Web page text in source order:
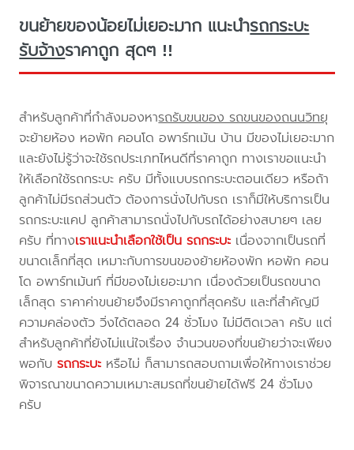
ขนย้ายของน้อยไม่เยอะมาก แนะนำรถกระบะ
รับจ้างราคาถูก สุดๆ !!
สำหรับลูกค้าที่กำลังมองหารถรับขนของ รถขนของถนนวิทยุ
จะย้ายห้อง หอพัก คอนโด อพาร์ทเม้น บ้าน มีของไม่เยอะมาก
และยังไม่รู้ว่าจะใช้รถประเภทไหนดีที่ราคาถูก ทางเราขอแนะนำ
ให้เลือกใช้รถกระบะ ครับ มีทั้งแบบรถกระบะตอนเดียว หรือถ้า
ลูกค้าไม่มีรถส่วนตัว ต้องการนั่งไปกับรถ เราก็มีให้บริการเป็น
รถกระบะแคป ลูกค้าสามารถนั่งไปกับรถได้อย่างสบายๆ เลย
ครับ ที่ทางเราแนะนำเลือกใช้เป็น รถกระบะ เนื่องจากเป็นรถที่
ขนาดเล็กที่สุด เหมาะกับการขนของย้ายห้องพัก หอพัก คอน
โด อพาร์ทเม้นท์ ที่มีของไม่เยอะมาก เนื่องด้วยเป็นรถขนาด
เล็กสุด ราคาค่าขนย้ายจึงมีราคาถูกที่สุดครับ และที่สำคัญมี
ความคล่องตัว วิ่งได้ตลอด 24 ชั่วโมง ไม่มีติดเวลา ครับ แต่
สำหรับลูกค้าที่ยังไม่แน่ใจเรื่อง จำนวนของที่ขนย้ายว่าจะเพียง
พอกับรถกระบะ หรือไม่ ก็สามารถสอบถามเพื่อให้ทางเราช่วย
พิจารณาขนาดความเหมาะสมรถที่ขนย้ายได้ฟรี 24 ชั่วโมง
ครับ